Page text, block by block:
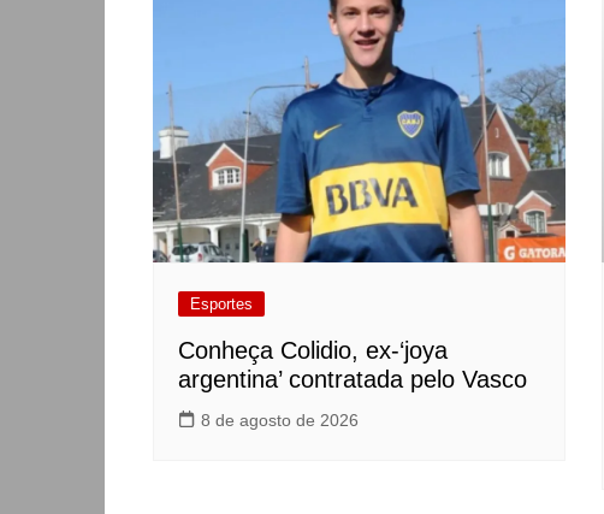
Esportes
Conheça Colidio, ex-‘joya
argentina’ contratada pelo Vasco
8 de agosto de 2026